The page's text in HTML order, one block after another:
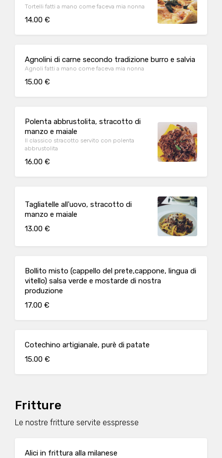
Tortelli fatti a mano come faceva mia nonna
14.00 €
Agnolini di carne secondo tradizione burro e salvia
Agnoli fatti a mano come faceva mia nonna
15.00 €
Polenta abbrustolita, stracotto di
manzo e maiale
Il classico stracotto servito con polenta
abbrustolita
16.00 €
Tagliatelle all'uovo, stracotto di
manzo e maiale
13.00 €
Bollito misto (cappello del prete,cappone, lingua di
vitello) salsa verde e mostarde di nostra
produzione
17.00 €
Cotechino artigianale, purè di patate
15.00 €
Fritture
Le nostre fritture servite esspresse
Alici in frittura alla milanese